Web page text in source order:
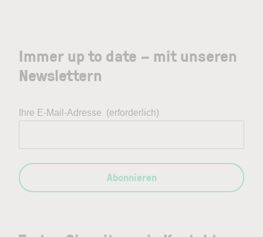
Immer up to date – mit unseren
Newslettern
Ihre E-Mail-Adresse (erforderlich)
Abonnieren